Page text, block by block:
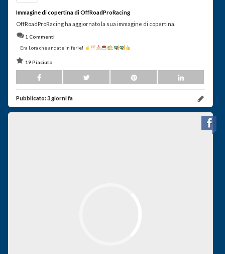
Immagine di copertina di OffRoadProRacing
OffRoadProRacing ha aggiornato la sua immagine di copertina.
1 Commenti
Era l.ora che andate in ferie!
19 Piaciuto
Pubblicato:3 giorni fa